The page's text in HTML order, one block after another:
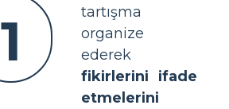
1
tartışma
organize
ederek
fikirlerini ifade
etmelerini